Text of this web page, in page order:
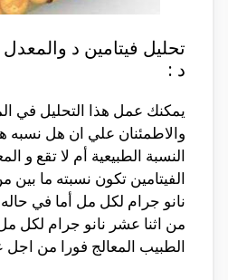
تحليل فيتامين د
د :
يمكنك عمل هذا التحليل في
والاطمئنان علي ان هل نسبه
النسبة الطبيعية أم لا تقع و
الفيتامين تكون نسبته ما
نانو جرام لكل مل أما في حاله
من اثنا عشر نانو جرام لكل
الطبيب المعالج فورا من اجل